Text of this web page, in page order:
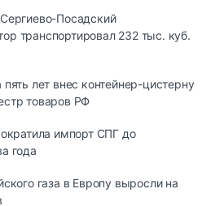
Посадский
транспортировал 232 тыс. куб.
лет внес контейнер-цистерну
товаров РФ
импорт СПГ до
года
газа в Европу выросли на